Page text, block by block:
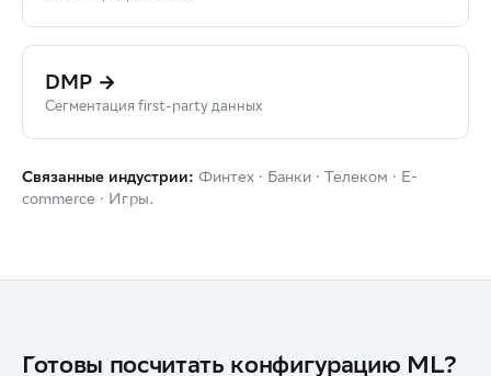
DMP →
Сегментация first-party данных
Связанные индустрии: Финтех · Банки · Телеком · E-
commerce · Игры.
Готовы посчитать конфигурацию ML?